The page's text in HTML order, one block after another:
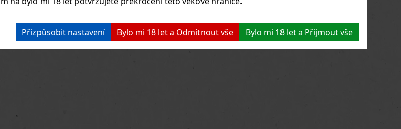
Přizpůsobit nastavení Bylo mi 18 let a Odmítnout vše Bylo mi 18 let a Přijmout vše